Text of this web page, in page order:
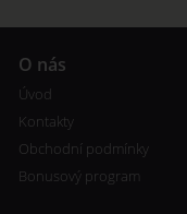
O nás
Úvod
Kontakty
Obchodní podmínky
Bonusový program